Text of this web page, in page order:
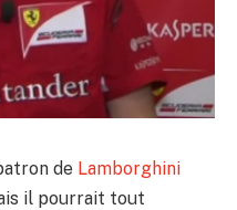
de Lamborghini
il pourrait tout